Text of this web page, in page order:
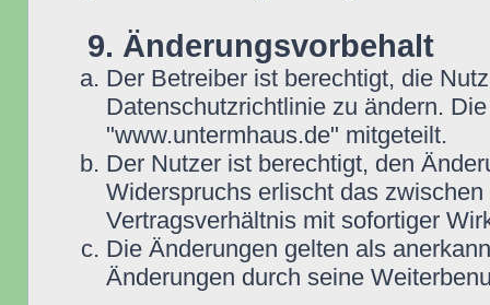
9. Änderungsvorbehalt
Der Betreiber ist berechtigt, die
Datenschutzrichtlinie zu ändern.
"www.untermhaus.de" mitgeteilt.
Der Nutzer ist berechtigt, den
Widerspruchs erlischt das
Vertragsverhältnis mit sofortiger
Die Änderungen gelten als
Änderungen durch seine